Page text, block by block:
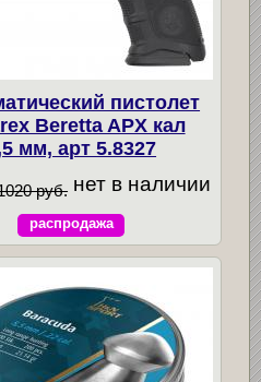
пистолет
Beretta APX кал
мм, арт 5.8327
руб. нет в наличии
распродажа